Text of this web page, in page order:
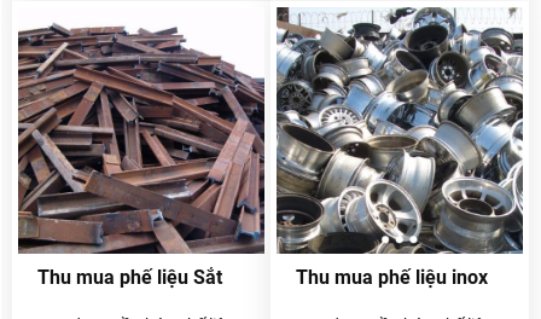
Thu mua phế liệu Sắt Thu mua phế liệu inox